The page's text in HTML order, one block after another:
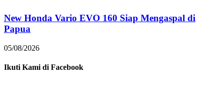
New Honda Vario EVO 160 Siap Mengaspal di
Papua
05/08/2026
Ikuti Kami di Facebook